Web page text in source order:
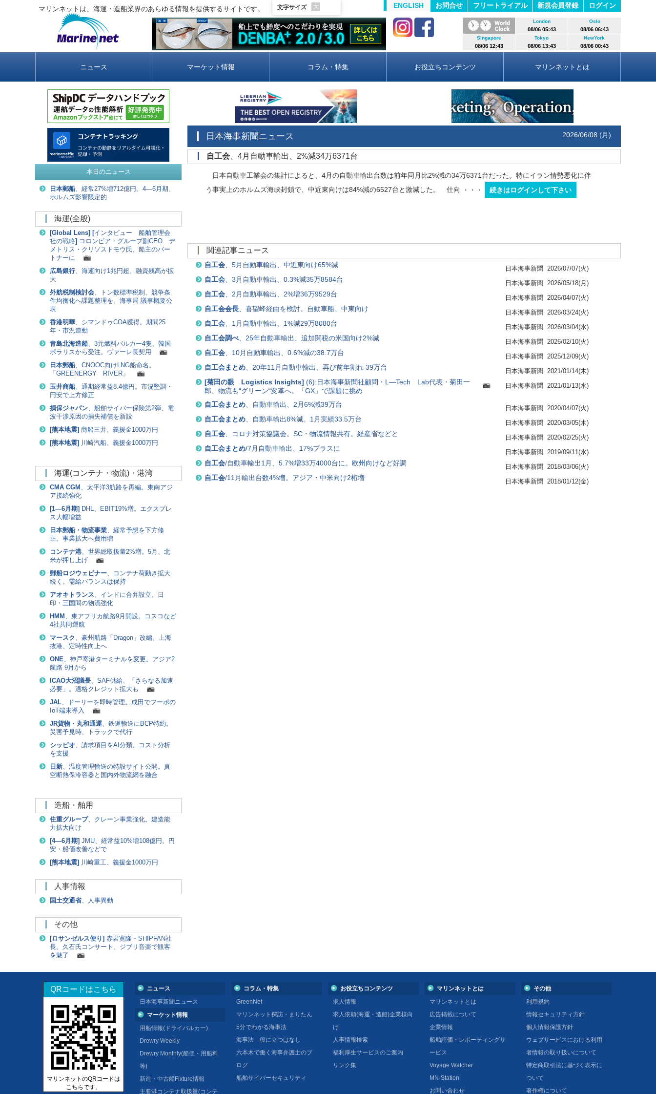
マリンネットは、海運・造船業界のあらゆる情報を提供するサイトです。 文字サイズ 大 ログイン
新規会員登録
フリートライアル
お問合せ
ENGLISH
Oslo
08/06 06:43
London
08/06 05:43
NewYork
08/06 00:43
Tokyo
08/06 13:43
Singapore
08/06 12:43
ニュース マーケット情報 コラム・特集 お役立ちコンテンツ マリンネットとは
日本海事新聞ニュース 2026/06/08 (月)
自工会、4月自動車輸出、2%減34万6371台
日本自動車工業会の集計によると、4月の自動車輸出台数は前年同月比2%減の34万6371台だった。特にイラン情勢悪化に伴
う事実上のホルムズ海峡封鎖で、中近東向けは84%減の6527台と激減した。 仕向
・・・ 続きはログインして下さい
関連記事ニュース
自工会、5月自動車輸出、中近東向け65%減 2026/07/07(火)
日本海事新聞
自工会、3月自動車輸出、0.3%減35万8584台 2026/05/18(月)
日本海事新聞
自工会、2月自動車輸出、2%増36万9529台 2026/04/07(火)
日本海事新聞
自工会会長、喜望峰経由を検討。自動車船、中東向け 2026/03/24(火)
日本海事新聞
自工会、1月自動車輸出、1%減29万8080台 2026/03/04(水)
日本海事新聞
自工会調べ、25年自動車輸出、追加関税の米国向け2%減 2026/02/10(火)
日本海事新聞
自工会、10月自動車輸出、0.6%減の38.7万台 2025/12/09(火)
日本海事新聞
自工会まとめ、20年11月自動車輸出、再び前年割れ 39万台 2021/01/14(木)
日本海事新聞
[菊田の眼 Logistics Insights] (6):日本海事新聞社顧問・L―Tech Lab代表・菊田一
郎、物流も“グリーン“変革へ。「GX」で課題に挑め
2021/01/13(水)
日本海事新聞
自工会まとめ、自動車輸出、2月6%減39万台 2020/04/07(火)
日本海事新聞
自工会まとめ、自動車輸出8%減。1月実績33.5万台 2020/03/05(木)
日本海事新聞
自工会、コロナ対策協議会。SC・物流情報共有。経産省などと 2020/02/25(火)
日本海事新聞
自工会まとめ/7月自動車輸出、17%プラスに 2019/09/11(水)
日本海事新聞
自工会/自動車輸出1月、5.7%増33万4000台に。欧州向けなど好調 2018/03/06(火)
日本海事新聞
自工会/11月輸出台数4%増。アジア・中米向け2桁増 2018/01/12(金)
日本海事新聞
本日のニュース
日本郵船、経常27%増712億円。4―6月期、
ホルムズ影響限定的
海運(全般)
[Global Lens] [インタビュー 船舶管理会
社の戦略] コロンビア・グループ副CEO デ
メトリス・クリソストモウ氏、船主のパー
トナーに
広島銀行、海運向け1兆円超。融資残高が拡
大
外航税制検討会、トン数標準税制、競争条
件均衡化へ課題整理を。海事局 議事概要公
表
香港明華、シマンドゥCOA獲得。期間25
年・市況連動
青島北海造船、3元燃料バルカー4隻、韓国
ポラリスから受注。ヴァーレ長契用
日本郵船、CNOOC向けLNG船命名。
「GREENERGY RIVER」
玉井商船、通期経常益8.4億円。市況堅調・
円安で上方修正
損保ジャパン、船舶サイバー保険第2弾、電
波干渉原因の損失補償を新設
[熊本地震] 商船三井、義援金1000万円
[熊本地震] 川崎汽船、義援金1000万円
海運(コンテナ・物流)・港湾
CMA CGM 、太平洋3航路を再編。東南アジ
ア接続強化
[1―6月期] DHL、EBIT19%増。エクスプレ
ス大幅増益
日本郵船・物流事業、経常予想を下方修
正。事業拡大へ費用増
コンテナ港、世界総取扱量2%増。5月、北
米が押し上げ
郵船ロジウェビナー、コンテナ荷動き拡大
続く。需給バランスは保持
アオキトランス、インドに合弁設立。日
印・三国間の物流強化
HMM 、東アフリカ航路9月開設。コスコなど
4社共同運航
マースク 、豪州航路「Dragon」改編。上海
抜港、定時性向上へ
ONE、神戸寄港ターミナルを変更。アジア2
航路 9月から
ICAO大沼議長、SAF供給、「さらなる加速
必要」。適格クレジット拡大も
JAL、ドーリーを即時管理。成田でフーポの
IoT端末導入
JR貨物・丸和通運、鉄道輸送にBCP特約。
災害予見時、トラックで代行
シッピオ、請求項目をAI分類。コスト分析
を支援
日新、温度管理輸送の特設サイト公開。真
空断熱保冷容器と国内外物流網を融合
造船・舶用
住重グループ、クレーン事業強化。建造能
力拡大向け
[4―6月期] JMU、経常益10%増108億円。円
安・船価改善などで
[熊本地震] 川崎重工、義援金1000万円
人事情報
国土交通省、人事異動
その他
[ロサンゼルス便り] 赤岩寛隆・SHIPFAN社
長。久石氏コンサート、ジブリ音楽で観客
を魅了
QRコードはこちら
マリンネットのQRコードは
こちらです。
ニュース
日本海事新聞ニュース
マーケット情報
用船情報(ドライバルカー)
Drewry Weekly
Drewry Monthly(船価・用船料
等)
新造・中古船Fixture情報
主要港コンテナ取扱量(コンテ
コラム・特集
GreenNet
マリンネット探訪・まりたん
5分でわかる海事法
海事法 役に立つはなし
六本木で働く海事弁護士のブ
ログ
船舶サイバーセキュリティ
お役立ちコンテンツ
求人情報
求人依頼(海運・造船)企業様向
け
人事情報検索
福利厚生サービスのご案内
リンク集
マリンネットとは
マリンネットとは
広告掲載について
企業情報
船舶評価・レポーティングサ
ービス
Voyage Watcher
MN-Station
お問い合わせ
その他
利用規約
情報セキュリティ方針
個人情報保護方針
ウェブサービスにおける利用
者情報の取り扱いについて
特定商取引法に基づく表示に
ついて
著作権について